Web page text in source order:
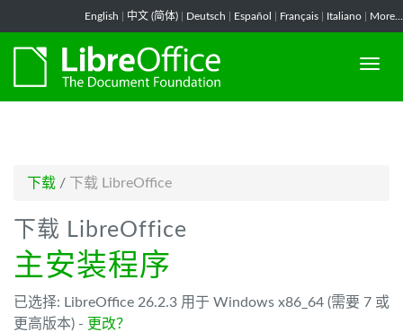
English 中文 (简体) Deutsch Español Français Italiano More...
下载 / 下载 LibreOffice
下载 LibreOffice
主安装程序
已选择: LibreOffice 26.2.3 用于 Windows x86_64 (需要 7 或
更高版本) - 更改？